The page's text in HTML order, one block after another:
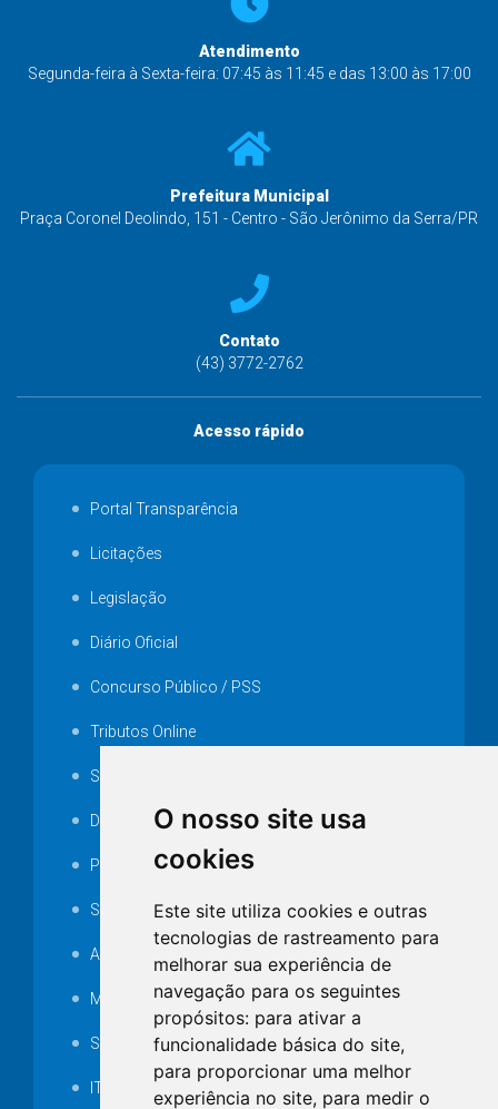
O nosso site usa
cookies
Este site utiliza cookies e outras
tecnologias de rastreamento para
melhorar sua experiência de
navegação para os seguintes
propósitos: para ativar a
funcionalidade básica do site,
para proporcionar uma melhor
experiência no site, para medir o
Atendimento
Segunda-feira à Sexta-feira: 07:45 às 11:45 e das 13:00 às 17:00
Prefeitura Municipal
Praça Coronel Deolindo, 151 - Centro - São Jerônimo da Serra/PR
Contato
(43) 3772-2762
Acesso rápido
Portal Transparência
Licitações
Legislação
Diário Oficial
Concurso Público / PSS
Tributos Online
Serviços ISS-E
Decretos
Portarias
SAMAE
Audiência pública
MANUTENÇÃO DE ILUMINAÇÃO PÚBLICA
Serviços Técnicos TI
ITR